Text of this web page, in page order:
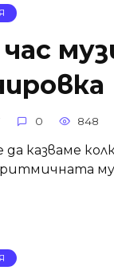
0 848
казваме